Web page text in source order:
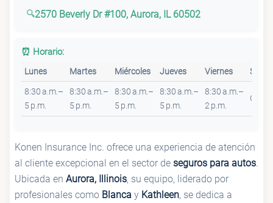
2570 Beverly Dr #100, Aurora, IL 60502
⏰ Horario:
Lunes Martes Miércoles Jueves Viernes
8:30 a.m.–
5 p.m.
8:30 a.m.–
5 p.m.
8:30 a.m.–
5 p.m.
8:30 a.m.–
5 p.m.
8:30 a.m.–
2 p.m.
Konen Insurance Inc. ofrece una experiencia de atención
al cliente excepcional en el sector de seguros para autos
Ubicada en Aurora, Illinois, su equipo, liderado por
profesionales como Blanca y Kathleen, se dedica a